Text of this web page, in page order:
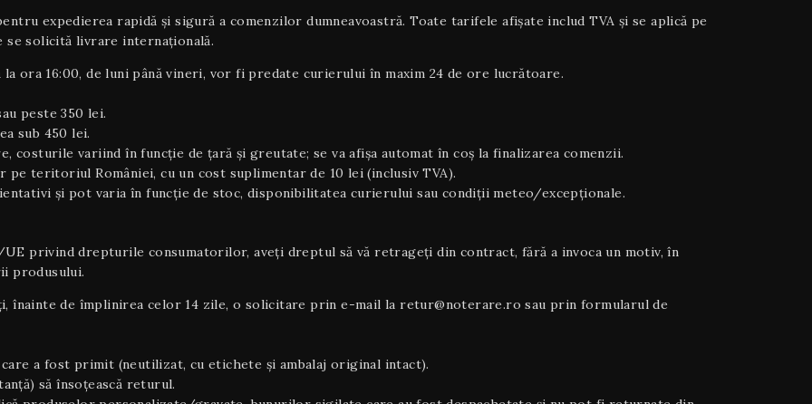
expedierea rapidă și sigură a comenzilor dumneavoastră. Toate tarifele afișate includ TVA și se aplică pe
solicită livrare internaţională.
la ora 16:00, de luni până vineri, vor fi predate curierului în maxim 24 de ore lucrătoare.
peste 350 lei.
sub 450 lei.
costurile variind în funcție de țară și greutate; se va afișa automat în coș la finalizarea comenzii.
teritoriul României, cu un cost suplimentar de 10 lei (inclusiv TVA).
şi pot varia în funcție de stoc, disponibilitatea curierului sau condiții meteo/excepționale.
privind drepturile consumatorilor, aveți dreptul să vă retrageți din contract, fără a invoca un motiv, în
produsului.
înainte de împlinirea celor 14 zile, o solicitare prin e-mail la retur@noterare.ro sau prin formularul de
a fost primit (neutilizat, cu etichete și ambalaj original intact).
să însoțească returul.